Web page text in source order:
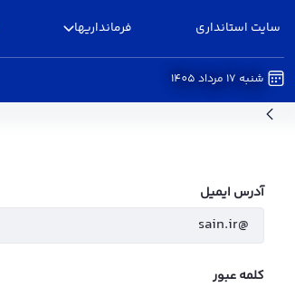
سایت استانداری فرمانداریها
شنبه 17 مرداد 1405
ضوابط و مقررات - فرمانداری البرز
آدرس ایمیل
کلمه عبور